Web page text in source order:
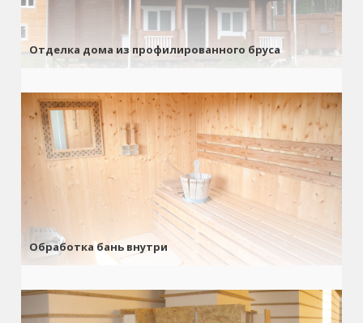
Отделка дома из профилированного бруса
Обработка бань внутри